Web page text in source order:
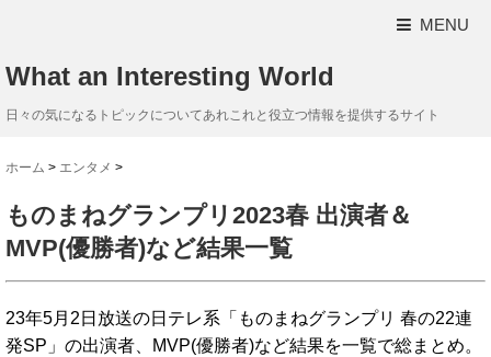
MENU
What an Interesting World
日々の気になるトピックについてあれこれと役立つ情報を提供するサイト
ホーム > エンタメ >
ものまねグランプリ2023春 出演者＆
MVP(優勝者)など結果一覧
23年5月2日放送の日テレ系「ものまねグランプリ 春の22連
発SP」の出演者、MVP(優勝者)など結果を一覧で総まとめ。